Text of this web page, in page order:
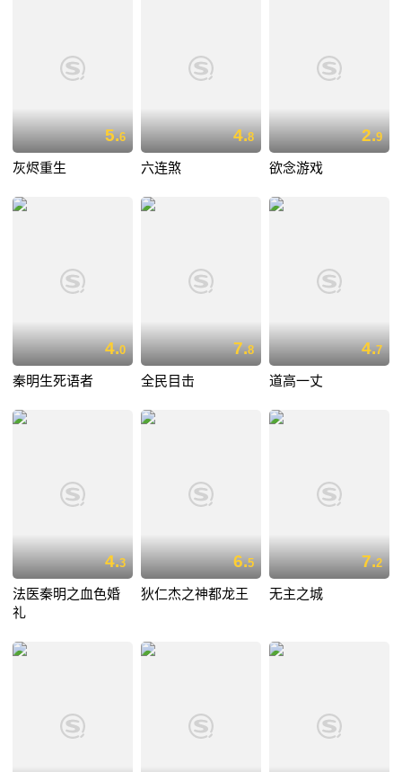
5.6
灰烬重生
4.8
六连煞
2.9
欲念游戏
4.0
秦明生死语者
7.8
全民目击
4.7
道高一丈
4.3
法医秦明之血色婚
礼
6.5
狄仁杰之神都龙王
7.2
无主之城